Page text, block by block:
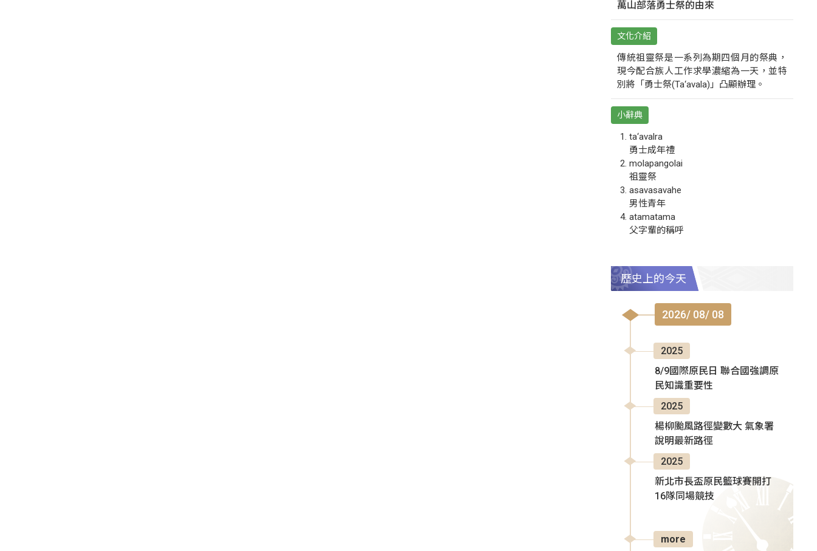
萬山部落勇士祭的由來
文化介紹
傳統祖靈祭是一系列為期四個月的祭典，
現今配合族人工作求學濃縮為一天，並特
別將「勇士祭(Ta‘avala)」凸顯辦理。
小辭典
ta‘avalra
勇士成年禮
molapangolai
祖靈祭
asavasavahe
男性青年
atamatama
父字輩的稱呼
歷史上的今天
2026/ 08/ 08
2025
8/9國際原民日 聯合國強調原
民知識重要性
2025
楊柳颱風路徑變數大 氣象署
說明最新路徑
2025
新北市長盃原民籃球賽開打
16隊同場競技
more